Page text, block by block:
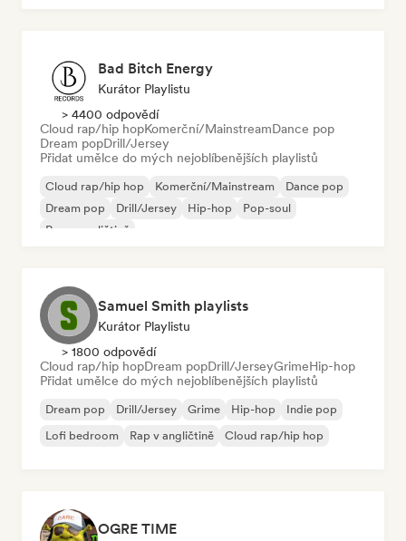
Bad Bitch Energy
Kurátor Playlistu
> 4400 odpovědí
Cloud rap/hip hopKomerční/MainstreamDance pop
Dream popDrill/Jersey
Přidat umělce do mých nejoblíbenějších playlistů
Cloud rap/hip hop Komerční/Mainstream
Dance pop
Dream pop
Drill/Jersey Hip-hop
Pop-soul
Rap v angličtině
Samuel Smith playlists
Kurátor Playlistu
> 1800 odpovědí
Cloud rap/hip hopDream popDrill/JerseyGrimeHip-hop
Přidat umělce do mých nejoblíbenějších playlistů
Dream pop Drill/Jersey Grime Hip-hop
Indie pop
Lofi bedroom
Rap v angličtině Cloud rap/hip hop
OGRE TIME